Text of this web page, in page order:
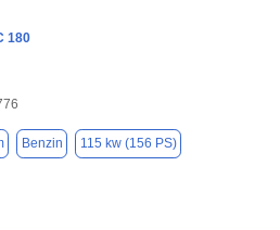
180
Benzin 115 kw (156 PS)